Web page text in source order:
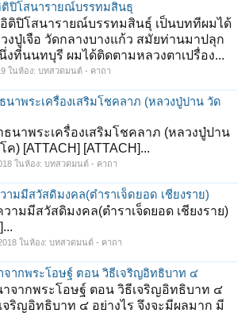
ติปิโสนารายณ์บรรทมสินธุ
ติปิโสนารายณ์บรรทมสินธุ์ เป็นบททีผมได้
งปู่เจือ วัดกลางบางแก้ว สมัยท่านมาปลุก
งที่นนทบุรี ผมได้ติดตามหลวงตาเปรื่อง...
ในห้อง: บทสวดมนต์ - คาถา
นาพระเครื่องเสริมโชคลาภ (หลวงปู่ปาน วัด
ธนาพระเครื่องเสริมโชคลาภ (หลวงปู่ปาน
ค) [ATTACH] [ATTACH]...
ในห้อง: บทสวดมนต์ - คาถา
ามมีสวัสดิมงคล(ตำราเจ็ดยอด เชียงราย)
วามมีสวัสดิมงคล(ตำราเจ็ดยอด เชียงราย)
ในห้อง: บทสวดมนต์ - คาถา
ากพระโอษฐ์ ตอน วิธีเจริญอิทธิบาท ๔
จากพระโอษฐ์ ตอน วิธีเจริญอิทธิบาท ๔
ริญอิทธิบาท ๔ อย่างไร จึงจะมีผลมาก มี